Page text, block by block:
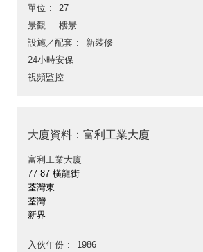
單位
27
景觀
樓景
設施／配套
新裝修
24小時安保
視頻監控
大廈資料：富利工業大廈
富利工業大廈
77-87 橫龍街
荃灣東
荃灣
新界
入伙年份
1986